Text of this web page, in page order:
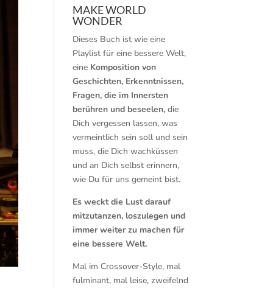
MAKE WORLD
WONDER
Dieses Buch ist wie eine
Playlist für eine bessere Welt,
eine Komposition von
Geschichten, Erkenntnissen,
Fragen, die im Innersten
berühren und beseelen, die
Dich vergessen lassen, was
vermeintlich sein soll und sein
muss, die Dich wachküssen
und an Dich selbst erinnern,
wie Du für uns gemeint bist.
Es weckt die Lust darauf
mitzutanzen, loszulegen und
immer weiter zu machen für
eine bessere Welt.
Mal im Crossover-Style, mal
fulminant, mal leise, zweifelnd